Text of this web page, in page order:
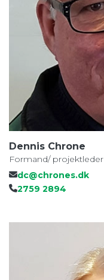
Dennis Chrone
Formand/ projektleder
dc@chrones.dk
2759 2894